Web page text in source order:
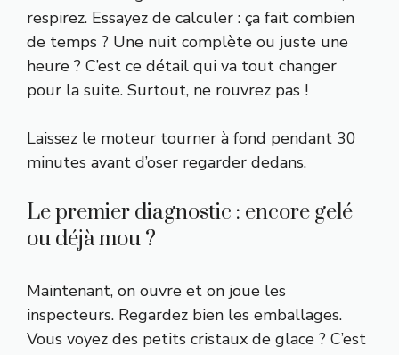
respirez. Essayez de calculer : ça fait combien
de temps ? Une nuit complète ou juste une
heure ? C’est ce détail qui va tout changer
pour la suite. Surtout, ne rouvrez pas !
Laissez le moteur tourner à fond pendant 30
minutes avant d’oser regarder dedans.
Le premier diagnostic : encore gelé
ou déjà mou ?
Maintenant, on ouvre et on joue les
inspecteurs. Regardez bien les emballages.
Vous voyez des petits cristaux de glace ? C’est